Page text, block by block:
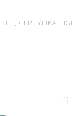
I, CERTYFIKAT IGI